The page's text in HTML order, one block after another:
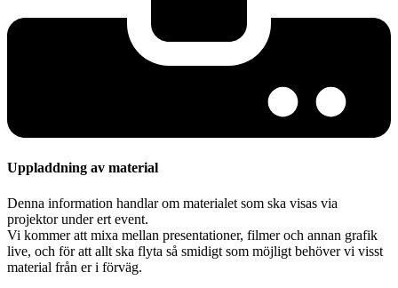
Uppladdning av material
Denna information handlar om materialet som ska visas via
projektor under ert event.
Vi kommer att mixa mellan presentationer, filmer och annan grafik
live, och för att allt ska flyta så smidigt som möjligt behöver vi visst
material från er i förväg.